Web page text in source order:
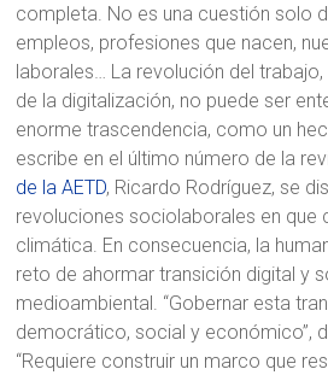
completa. No es una cuestión solo
empleos, profesiones que nacen,
laborales… La revolución del
de la digitalización, no puede ser
enorme trascendencia, como un
escribe en el último número de la
de la AETD, Ricardo Rodríguez, se
revoluciones sociolaborales en que
climática. En consecuencia, la
reto de ahormar transición digital y
medioambiental. “Gobernar esta
democrático, social y económico”,
“Requiere construir un marco que